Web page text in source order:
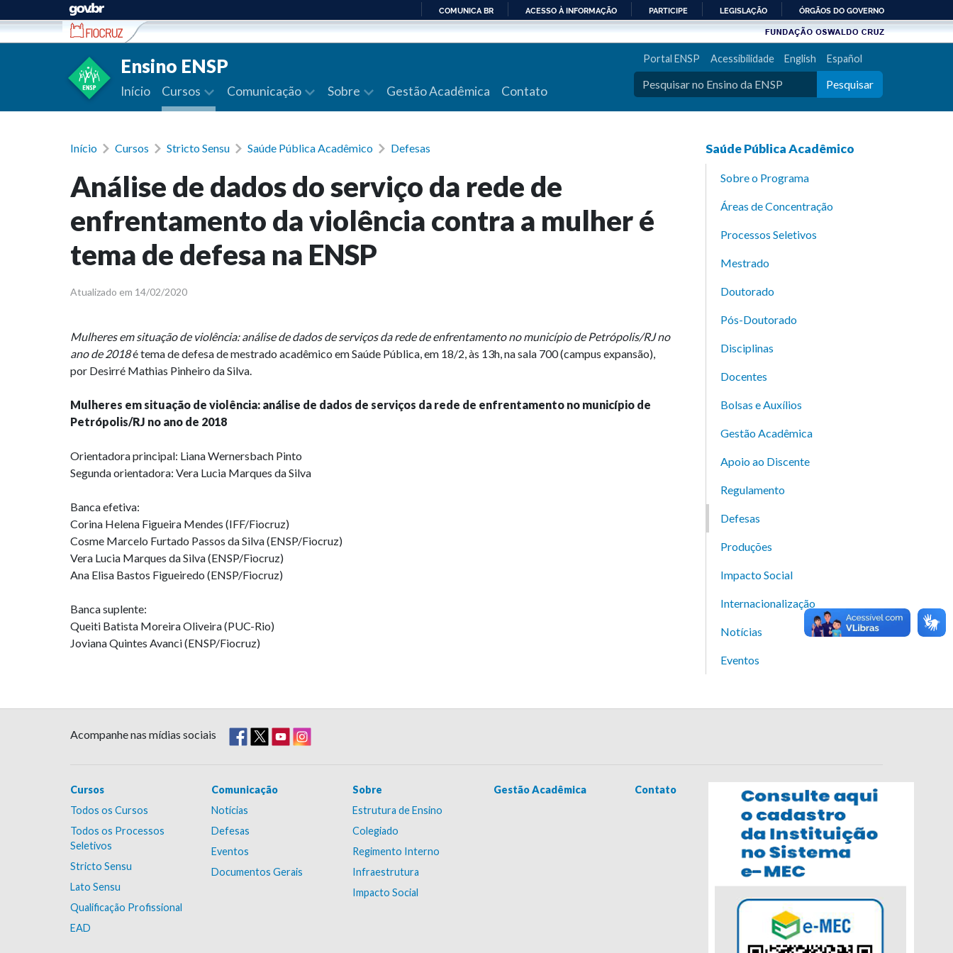
Ir para conteúdo
PARA
COMUNICA BR ACESSO À INFORMAÇÃO PARTICIPE LEGISLAÇÃO ÓRGÃOS DO GOVERNO
Ensino ENSP
Início Cursos Comunicação Sobre Gestão Acadêmica Contato
Portal ENSP Acessibilidade English Español
Pesquisar
Início Cursos Stricto Sensu Saúde Pública Acadêmico Defesas
Análise de dados do serviço da rede de
enfrentamento da violência contra a mulher é
tema de defesa na ENSP
Atualizado em 14/02/2020
Mulheres em situação de violência: análise de dados de serviços da rede de enfrentamento no município de Petrópolis/RJ no
ano de 2018é tema de defesa de mestrado acadêmico em Saúde Pública, em 18/2, às 13h, na sala 700 (campus expansão),
por Desirré Mathias Pinheiro da Silva.
Mulheres em situação de violência: análise de dados de serviços da rede de enfrentamento no município de
Petrópolis/RJ no ano de 2018
Orientadora principal: Liana Wernersbach Pinto
Segunda orientadora: Vera Lucia Marques da Silva
Banca efetiva:
Corina Helena Figueira Mendes (IFF/Fiocruz)
Cosme Marcelo Furtado Passos da Silva (ENSP/Fiocruz)
Vera Lucia Marques da Silva (ENSP/Fiocruz)
Ana Elisa Bastos Figueiredo (ENSP/Fiocruz)
Banca suplente:
Queiti Batista Moreira Oliveira (PUC-Rio)
Joviana Quintes Avanci (ENSP/Fiocruz)
Saúde Pública Acadêmico
Sobre o Programa
Áreas de Concentração
Processos Seletivos
Mestrado
Doutorado
Pós-Doutorado
Disciplinas
Docentes
Bolsas e Auxílios
Gestão Acadêmica
Apoio ao Discente
Regulamento
Defesas
Produções
Impacto Social
Internacionalização
Notícias
Eventos
Acompanhe nas mídias sociais
Cursos
Todos os Cursos
Todos os Processos
Seletivos
Stricto Sensu
Lato Sensu
Qualificação Profissional
EAD
Comunicação
Notícias
Defesas
Eventos
Documentos Gerais
Sobre
Estrutura de Ensino
Colegiado
Regimento Interno
Infraestrutura
Impacto Social
Gestão Acadêmica Contato